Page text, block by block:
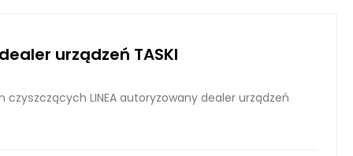
urządzeń TASKI
czyszczących LINEA autoryzowany dealer urządzeń